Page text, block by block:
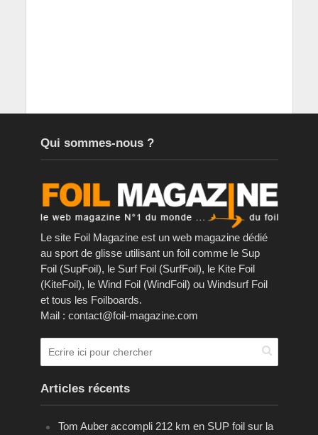
Qui sommes-nous ?
Le site Foil Magazine est un web magazine dédié
au sport de glisse utilisant un foil comme le Sup
Foil (SupFoil), le Surf Foil (SurfFoil), le Kite Foil
(KiteFoil), le Wind Foil (WindFoil) ou Windsurf Foil
et tous les Foilboards.
Mail : contact@foil-magazine.com
Articles récents
Tom Auber accompli 212 km en SUP foil sur la